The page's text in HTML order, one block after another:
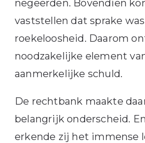
negeerden. Bovendien
vaststellen dat sprake
roekeloosheid. Daarom
noodzakelijke element
aanmerkelijke schuld.
De rechtbank maakte
belangrijk onderscheid.
erkende zij het immense